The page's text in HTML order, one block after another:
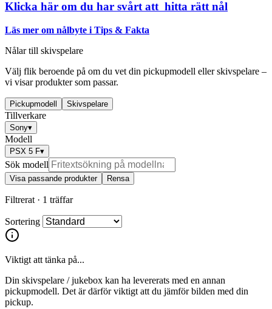
Klicka här om du har svårt att hitta rätt nål
Läs mer om nålbyte i Tips & Fakta
Nålar till skivspelare
Välj flik beroende på om du vet din pickupmodell eller skivspelare –
vi visar produkter som passar.
Pickupmodell Skivspelare
Tillverkare
Sony▾
Modell
PSX 5 F▾
Sök modell
Visa passande produkter Rensa
Filtrerat · 1 träffar
Sortering
Viktigt att tänka på...
Din skivspelare / jukebox kan ha levererats med en annan
pickupmodell. Det är därför viktigt att du jämför bilden med din
pickup.